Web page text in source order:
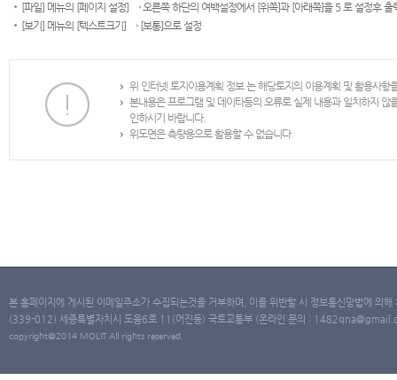
[파일] 메뉴의 [페이지 설정] → 오른쪽 하단의 여백설정에서 [위쪽]과 [아래쪽]을 5 로 설정후 출
[보기] 메뉴의 [텍스트크기] → [보통]으로 설정
위 인터넷 토지이용계획 정보 는 해당토지의 이용계획 및 활용사
본내용은 프로그램 및 데이타등의 오류로 실제 내용과 일치하지
인하시기 바랍니다.
위도면은 측량용으로 활용할 수 없습니다.
본 홈페이지에 게시된 이메일주소가 수집되는것을 거부하며, 이를 위반할 시 정보통신망법에 의
(339-012) 세종특별자치시 도움6로 11(어진동) 국토교통부 (온라인 문의 :
copyright@2014 MOLIT All rights reserved.